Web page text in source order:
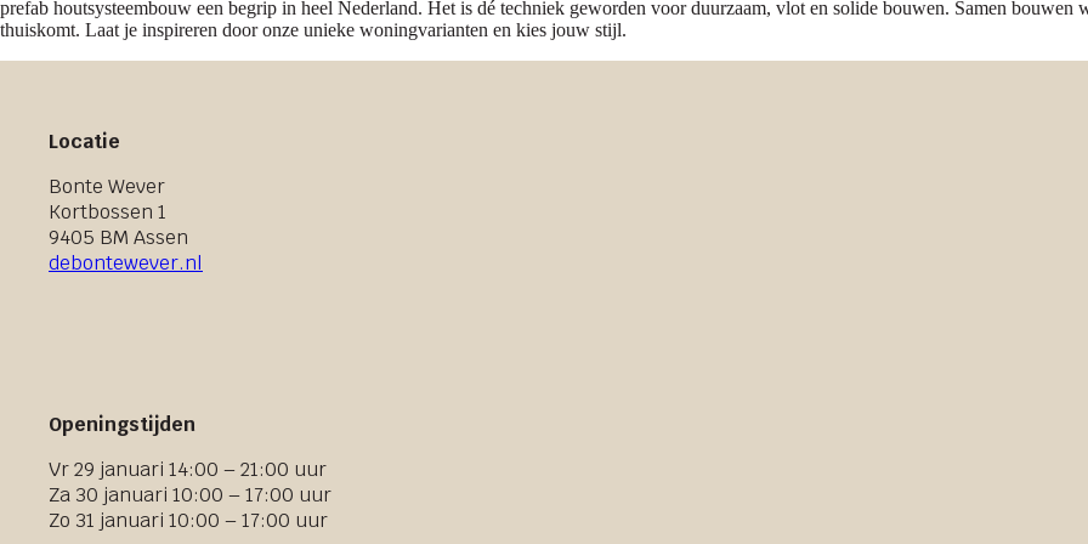
prefab houtsysteembouw een begrip in heel Nederland. Het is dé techniek geworden voor duurzaam, vlot en solide bouwen. Samen
thuiskomt. Laat je inspireren door onze unieke woningvarianten en kies jouw stijl.
Locatie
Bonte Wever
Kortbossen 1
9405 BM Assen
debontewever.nl
Openingstijden
Vr 29 januari 14:00 – 21:00 uur
Za 30 januari 10:00 – 17:00 uur
Zo 31 januari 10:00 – 17:00 uur